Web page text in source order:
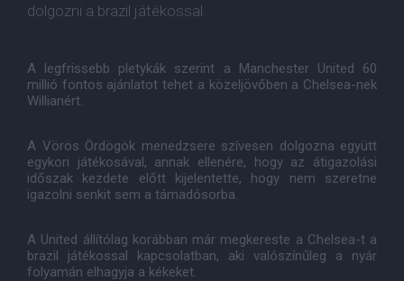
dolgozni a brazil játékossal.
A legfrissebb pletykák szerint a Manchester United 60
millió fontos ajánlatot tehet a közeljövőben a Chelsea-nek
Willianért.
A Vörös Ördögök menedzsere szívesen dolgozna együtt
egykori játékosával, annak ellenére, hogy az átigazolási
időszak kezdete előtt kijelentette, hogy nem szeretne
igazolni senkit sem a támadósorba.
A United állítólag korábban már megkereste a Chelsea-t a
brazil játékossal kapcsolatban, aki valószínűleg a nyár
folyamán elhagyja a kékeket.